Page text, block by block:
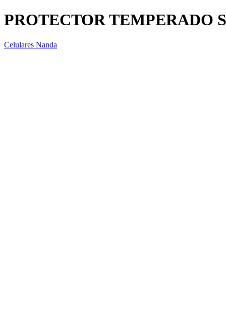
PROTECTOR TEMPERADO
Celulares Nanda